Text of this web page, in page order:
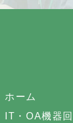
ホーム
IT・OA機器